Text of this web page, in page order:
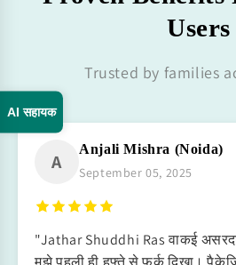
AI सहायक
Users
Trusted by families
A
Anjali Mishra (Noida)
September 05, 2025
"Jathar Shuddhi Ras वाकई